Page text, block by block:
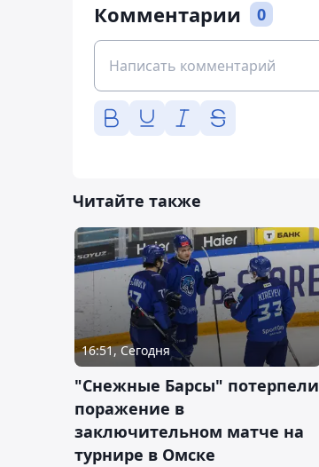
Комментарии 0
Читайте также
16:51, Сегодня
"Снежные Барсы" потерпели
поражение в
заключительном матче на
турнире в Омске